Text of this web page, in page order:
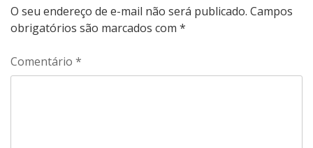
O seu endereço de e-mail não será publicado. Campos
obrigatórios são marcados com *
Comentário *